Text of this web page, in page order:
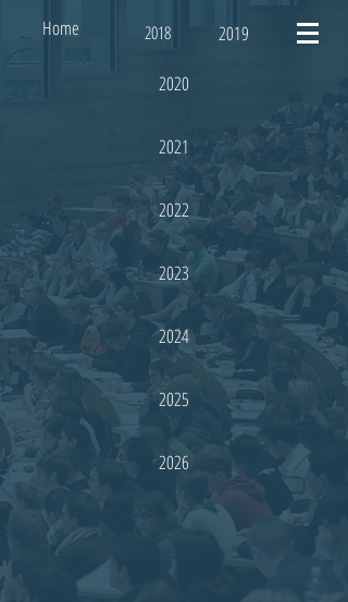
Home 2018
2019
2020
2021
2022
2023
2024
2025
2026